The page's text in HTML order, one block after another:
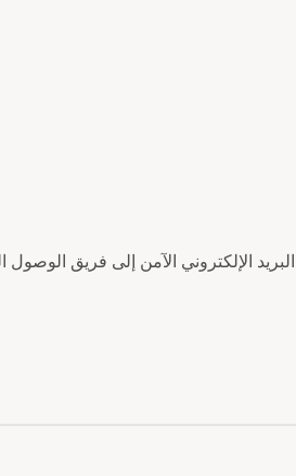
الإلكتروني الآمن إلى فريق الوصول